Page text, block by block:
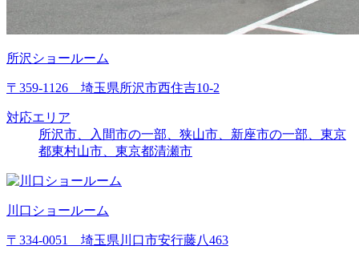
所沢ショールーム
〒359-1126 埼玉県所沢市西住吉10-2
対応エリア
所沢市、入間市の一部、狭山市、新座市の一部、東京
都東村山市、東京都清瀬市
川口ショールーム
〒334-0051 埼玉県川口市安行藤八463